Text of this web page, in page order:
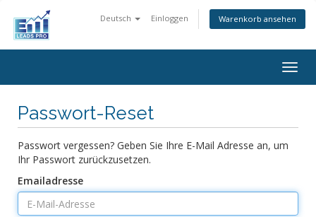
Deutsch Einloggen Warenkorb ansehen
Passwort-Reset
Passwort vergessen? Geben Sie Ihre E-Mail Adresse an, um
Ihr Passwort zurückzusetzen.
Emailadresse